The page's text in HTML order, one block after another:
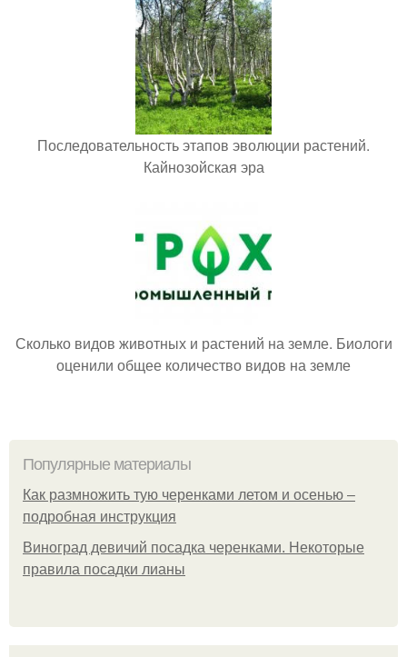
Последовательность этапов эволюции растений.
Кайнозойская эра
Сколько видов животных и растений на земле. Биологи
оценили общее количество видов на земле
Популярные материалы
Как размножить тую черенками летом и осенью –
подробная инструкция
Виноград девичий посадка черенками. Некоторые
правила посадки лианы